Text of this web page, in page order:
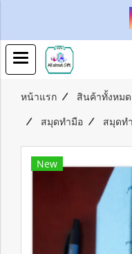
หน้าแรก สินค้าทั้งหมด
สมุดทำมือ
สมุดท
New